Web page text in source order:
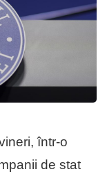
într-o
de stat